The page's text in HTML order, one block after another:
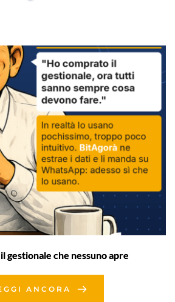
gestionale che nessuno apre
ANCORA